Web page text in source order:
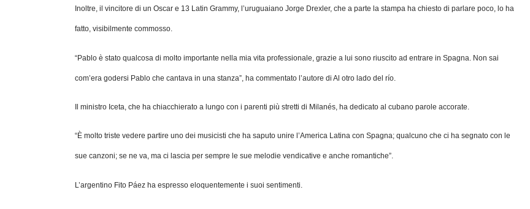
Inoltre, il vincitore di un Oscar e 13 Latin Grammy, l’uruguaiano Jorge Drexler, che a parte la stampa ha chiesto di parlare poco, lo ha
fatto, visibilmente commosso.
“Pablo è stato qualcosa di molto importante nella mia vita professionale, grazie a lui sono riuscito ad entrare in Spagna. Non sai
com’era godersi Pablo che cantava in una stanza”, ha commentato l’autore di Al otro lado del río.
Il ministro Iceta, che ha chiacchierato a lungo con i parenti più stretti di Milanés, ha dedicato al cubano parole accorate.
“È molto triste vedere partire uno dei musicisti che ha saputo unire l’America Latina con Spagna; qualcuno che ci ha segnato con le
sue canzoni; se ne va, ma ci lascia per sempre le sue melodie vendicative e anche romantiche”.
L’argentino Fito Páez ha espresso eloquentemente i suoi sentimenti.